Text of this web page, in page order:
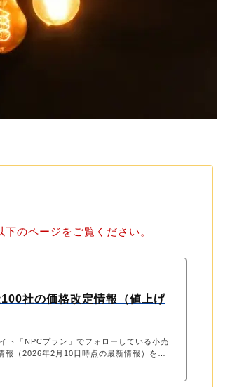
のページをご覧ください。
社の価格改定情報（値上げ
ト「NPCプラン」でフォローしている小売
報（2026年2月10日時点の最新情報）をま